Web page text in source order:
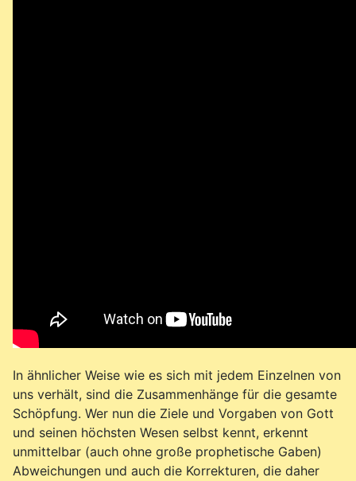
In ähnlicher Weise wie es sich mit jedem Einzelnen von
uns verhält, sind die Zusammenhänge für die gesamte
Schöpfung. Wer nun die Ziele und Vorgaben von Gott
und seinen höchsten Wesen selbst kennt, erkennt
unmittelbar (auch ohne große prophetische Gaben)
Abweichungen und auch die Korrekturen, die daher